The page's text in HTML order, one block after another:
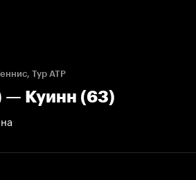
Тур ATP
Куинн (63)